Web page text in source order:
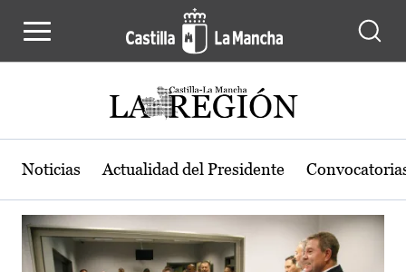
Actualidad de la región de Castilla-
Noticias Actualidad del Presidente